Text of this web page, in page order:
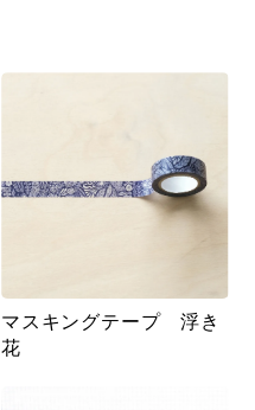
マスキングテープ 浮き
花